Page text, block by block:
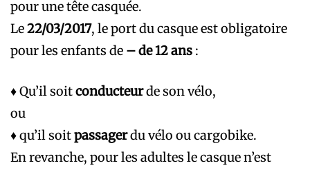
pour une tête casquée.
Le22/03/2017, le port du casque est obligatoire
pour les enfants de – de 12 ans :
♦ Qu’il soitconducteurde son vélo,
ou
♦ qu’il soitpassagerdu vélo ou cargobike.
En revanche, pour les adultes le casque n’est